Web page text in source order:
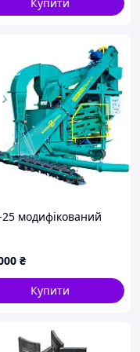
25С.
по підбору
залежно від
1.0 мм.
решіт ОВС-25
модифікований
₴
Купити